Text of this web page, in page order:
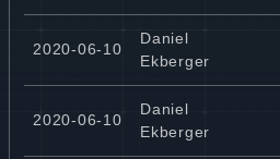
2020-06-10
Daniel
Ekberger
2020-06-10
Daniel
Ekberger